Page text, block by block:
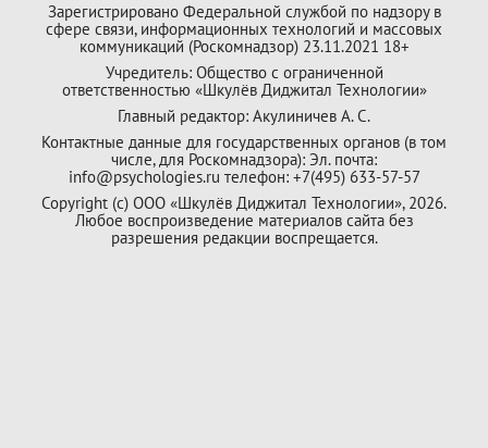
Зарегистрировано Федеральной службой по надзору в
сфере связи, информационных технологий и массовых
коммуникаций (Роскомнадзор) 23.11.2021 18+
Учредитель: Общество с ограниченной
ответственностью «Шкулёв Диджитал Технологии»
Главный редактор: Акулиничев А. С.
Контактные данные для государственных органов (в том
числе, для Роскомнадзора): Эл. почта:
info@psychologies.ru телефон: +7(495) 633-57-57
Copyright (с) ООО «Шкулёв Диджитал Технологии», 2026.
Любое воспроизведение материалов сайта без
разрешения редакции воспрещается.